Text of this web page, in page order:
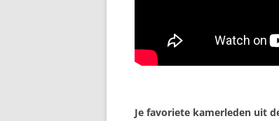
Je favoriete kamerleden uit